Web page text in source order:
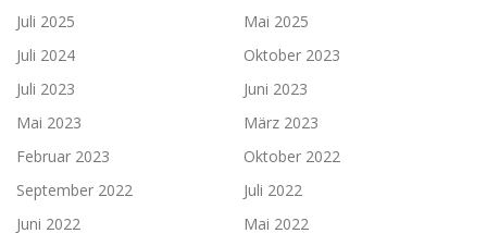
Juli 2025
Mai 2025
Juli 2024
Oktober 2023
Juli 2023
Juni 2023
Mai 2023
März 2023
Februar 2023
Oktober 2022
September 2022
Juli 2022
Juni 2022
Mai 2022